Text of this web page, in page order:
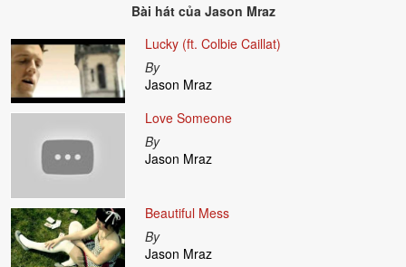
Bài hát của Jason Mraz
Lucky (ft. Colbie Caillat)
By
Jason Mraz
Love Someone
By
Jason Mraz
Beautiful Mess
By
Jason Mraz